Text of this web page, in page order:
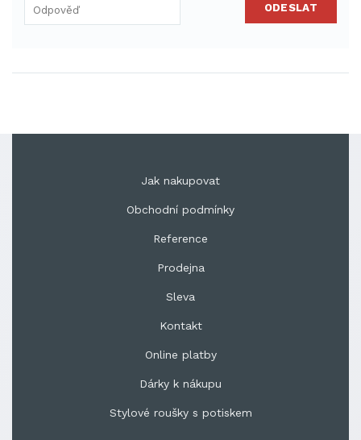
ODESLAT
Jak nakupovat
Obchodní podmínky
Reference
Prodejna
Sleva
Kontakt
Online platby
Dárky k nákupu
Stylové roušky s potiskem